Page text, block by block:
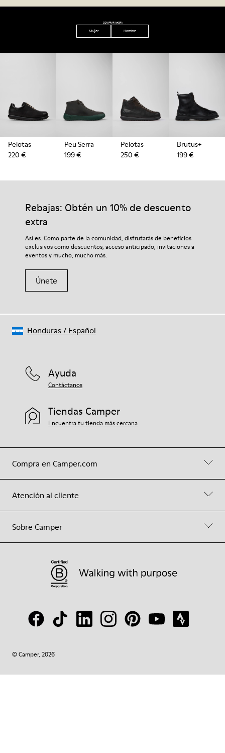
COMPRAR AHORA
Mujer Hombre
Pelotas
220 €
Peu Serra
199 €
Pelotas
250 €
Brutus+
199 €
Rebajas: Obtén un 10% de descuento
extra
Así es. Como parte de la comunidad, disfrutarás de beneficios
exclusivos como descuentos, acceso anticipado, invitaciones a
eventos y mucho, mucho más.
Únete
Compra en Camper.com
Atención al cliente
Sobre Camper
Ayuda
Contáctanos
Tiendas Camper
Encuentra tu tienda más cercana
© Camper, 2026
Honduras/ Español